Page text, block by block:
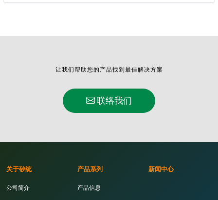
让我们帮助您的产品找到最佳解决方案
联络我们
关于矽统
公司简介
产品系列
产品信息
新闻中心